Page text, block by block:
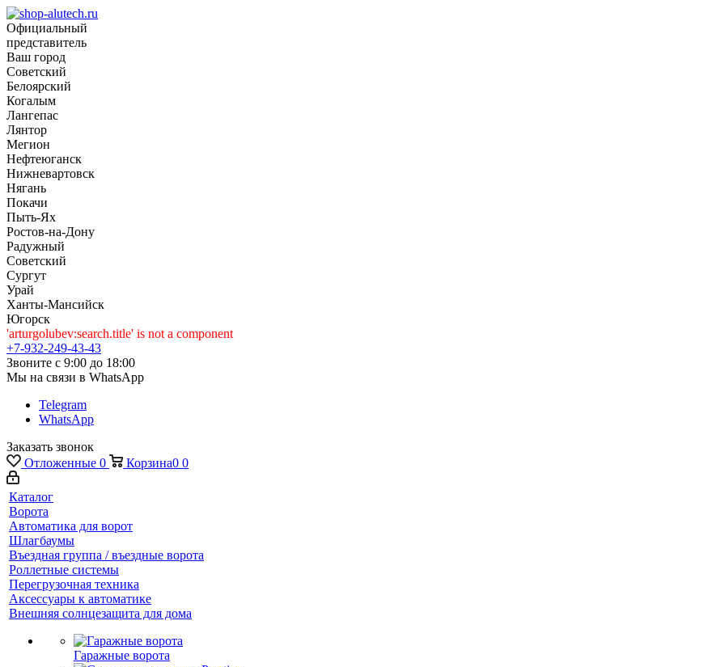
Официальный
представитель
Ваш город
Советский
Белоярский
Когалым
Лангепас
Лянтор
Мегион
Нефтеюганск
Нижневартовск
Нягань
Покачи
Пыть-Ях
Рoстов-на-Дону
Радужный
Советский
Сургут
Урай
Ханты-Мансийск
Югорск
'arturgolubev:search.title' is not a component
+7-932-249-43-43
Звоните с 9:00 до 18:00
Мы на связи в WhatsApp
Telegram
WhatsApp
Заказать звонок
Отложенные 0 Корзина0 0
Каталог
Ворота
Автоматика для ворот
Шлагбаумы
Въездная группа / въездные ворота
Роллетные системы
Перегрузочная техника
Аксессуары к автоматике
Внешняя солнцезащита для дома
Гаражные ворота